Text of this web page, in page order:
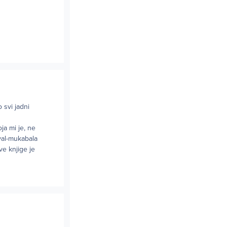
svi jadni
mi je, ne
mukabala
knjige je